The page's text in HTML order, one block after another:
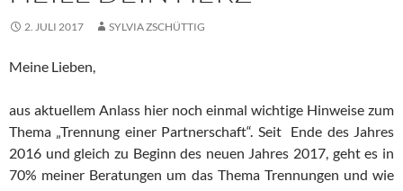
2. JULI 2017 SYLVIA ZSCHÜTTIG
Meine Lieben,
aus aktuellem Anlass hier noch einmal wichtige Hinweise zum
Thema „Trennung einer Partnerschaft“. Seit Ende des Jahres
2016 und gleich zu Beginn des neuen Jahres 2017, geht es in
70% meiner Beratungen um das Thema Trennungen und wie